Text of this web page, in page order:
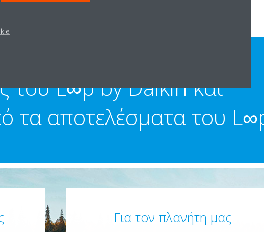
του L∞p by Daikin και
τα αποτελέσματα του
Για τον πλανήτη μας